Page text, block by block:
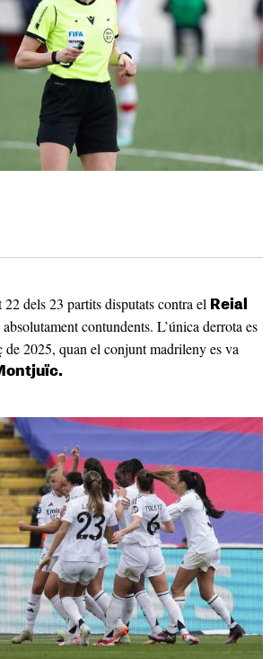
22 dels 23 partits disputats contra el Reial
contundents. L’única derrota es
de 2025, quan el conjunt madrileny es va